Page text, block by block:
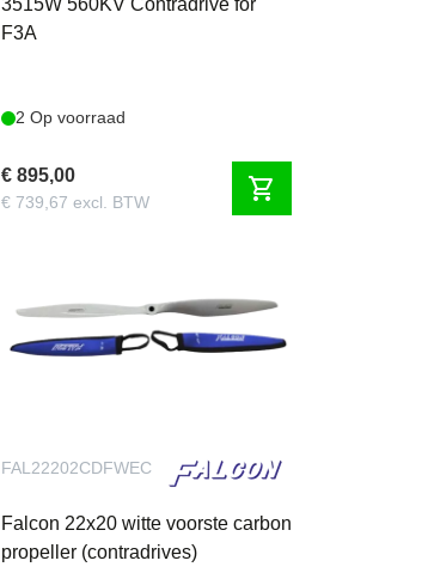
3515W 560KV Contradrive for
F3A
2 Op voorraad
€ 895,00
€ 739,67 excl. BTW shopping_cart
FAL22202CDFWEC
Falcon 22x20 witte voorste carbon
propeller (contradrives)